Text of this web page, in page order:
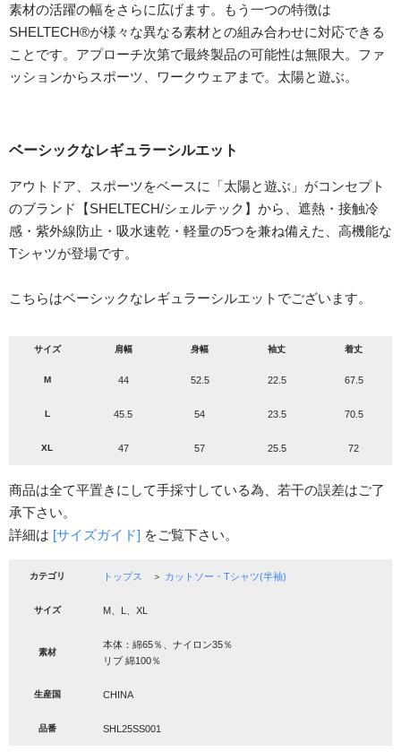
素材の活躍の幅をさらに広げます。もう一つの特徴は
SHELTECH®が様々な異なる素材との組み合わせに対応できる
ことです。アプローチ次第で最終製品の可能性は無限大。ファ
ッションからスポーツ、ワークウェアまで。太陽と遊ぶ。
ベーシックなレギュラーシルエット
アウトドア、スポーツをベースに「太陽と遊ぶ」がコンセプト
のブランド【SHELTECH/シェルテック】から、遮熱・接触冷
感・紫外線防止・吸水速乾・軽量の5つを兼ね備えた、高機能な
Tシャツが登場です。
こちらはベーシックなレギュラーシルエットでございます。
サイズ 肩幅 身幅 袖丈 着丈
M 44 52.5 22.5 67.5
L 45.5 54 23.5 70.5
XL 47 57 25.5 72
商品は全て平置きにして手採寸している為、若干の誤差はご了
承下さい。
詳細は [サイズガイド] をご覧下さい。
カテゴリ トップス ＞ カットソー・Tシャツ(半袖)
サイズ M、L、XL
素材
本体：綿65％、ナイロン35％
リブ 綿100％
生産国 CHINA
品番 SHL25SS001